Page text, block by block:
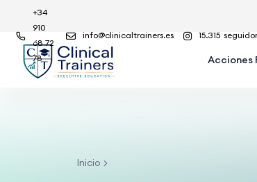
15.315
info@clinicaltrainers.es
+34
910
68 72
78
Acciones
Inicio